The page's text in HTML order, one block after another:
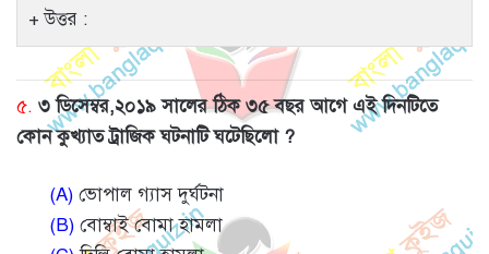
উত্তর :
৫. ৩ ডিসেম্বর,২০১৯ সালের ঠিক ৩৫ বছর আগে এই দিনটিতে
কোন কুখ্যাত ট্রাজিক ঘটনাটি ঘটেছিলো ?
(A) ভোপাল গ্যাস দুর্ঘটনা
(B) বোম্বাই বোমা হামলা